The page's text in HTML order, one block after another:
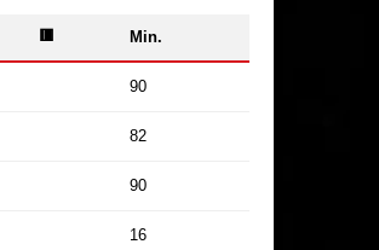
🟥 Min.
90
82
90
16